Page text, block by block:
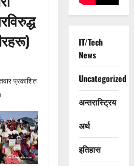
प्रकाशित
IT/Tech
News
Uncategorized
अन्तरास्ट्रिय
अर्थ
इतिहास